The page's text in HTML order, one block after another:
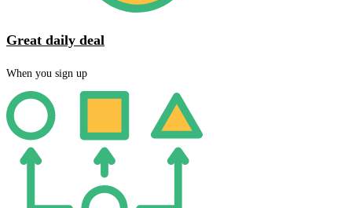
Great daily deal
When you sign up